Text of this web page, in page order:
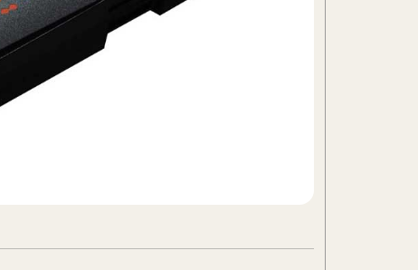
تحلیل فیلم